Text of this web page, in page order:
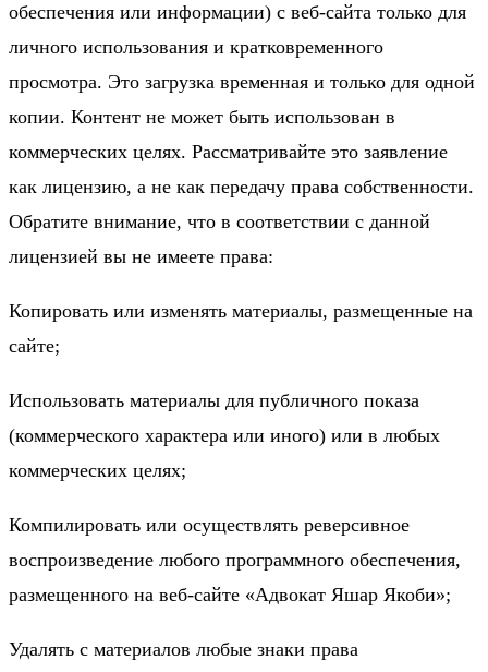
обеспечения или информации) с веб-сайта только для
личного использования и кратковременного
просмотра. Это загрузка временная и только для одной
копии. Контент не может быть использован в
коммерческих целях. Рассматривайте это заявление
как лицензию, а не как передачу права собственности.
Обратите внимание, что в соответствии с данной
лицензией вы не имеете права:
Копировать или изменять материалы, размещенные на
сайте;
Использовать материалы для публичного показа
(коммерческого характера или иного) или в любых
коммерческих целях;
Компилировать или осуществлять реверсивное
воспроизведение любого программного обеспечения,
размещенного на веб-сайте «Адвокат Яшар Якоби»;
Удалять с материалов любые знаки права